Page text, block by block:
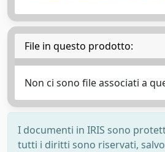
File in questo prodotto:
Non ci sono file associati a
I documenti in IRIS sono
tutti i diritti sono riservati,